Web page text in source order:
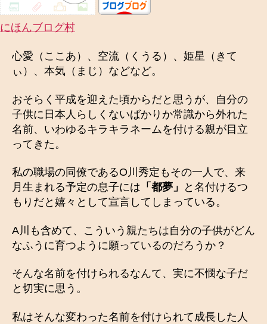
ネ
験
談
の
にほんブログ村
心愛（ここあ）、空流（くうる）、姫星（きて
ぃ）、本気（まじ）などなど。
おそらく平成を迎えた頃からだと思うが、自分の
子供に日本人らしくないばかりか常識から外れた
名前、いわゆるキラキラネームを付ける親が目立
ってきた。
私の職場の同僚であるO川秀定もその一人で、来
月生まれる予定の息子には 「都夢」
と名付けるつ
もりだと嬉々として宣言してしまっている。
A川も含めて、こういう親たちは自分の子供がどん
なふうに育つように願っているのだろうか？
そんな名前を付けられるなんて、実に不憫な子だ
と切実に思う。
私はそんな変わった名前を付けられて成長した人